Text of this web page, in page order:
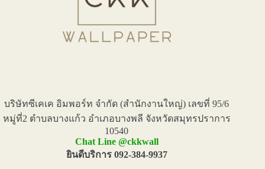
บริษัทซีเคเค อิมพอร์ท จำกัด (สำนักงานใหญ่) เลขที่ 95/6
หมู่ที่2 ตำบลบางแก้ว อำเภอบางพลี จังหวัดสมุทรปราการ
10540
Chat Line @ckkwall
ยินดีบริการ 092-384-9937